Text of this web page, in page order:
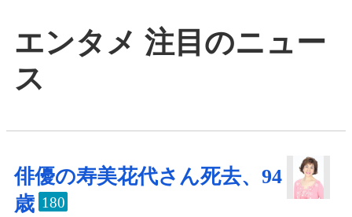
エンタメ 注目のニュー
ス
俳優の寿美花代さん死去、94
歳 180